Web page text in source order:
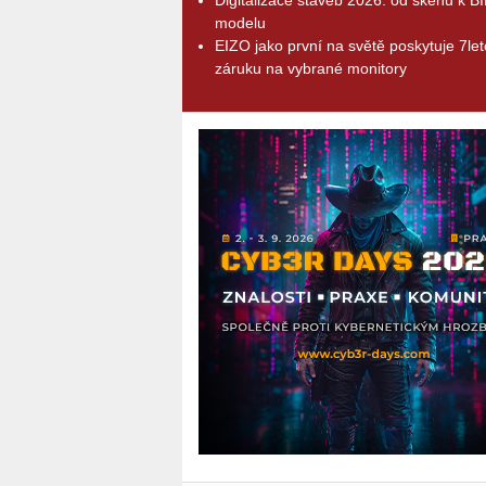
modelu
EIZO jako první na světě poskytuje
záruku na vybrané monitory